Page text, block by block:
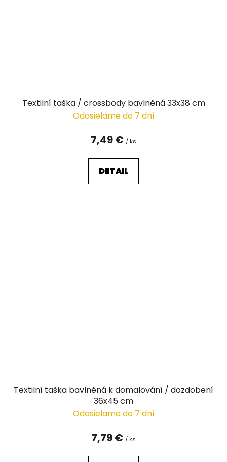
Textilní taška / crossbody bavlněná 33x38 cm
Odosielame do 7 dní
7,49 € / ks
DETAIL
Textilní taška bavlněná k domalování / dozdobení
36x45 cm
Odosielame do 7 dní
7,79 € / ks